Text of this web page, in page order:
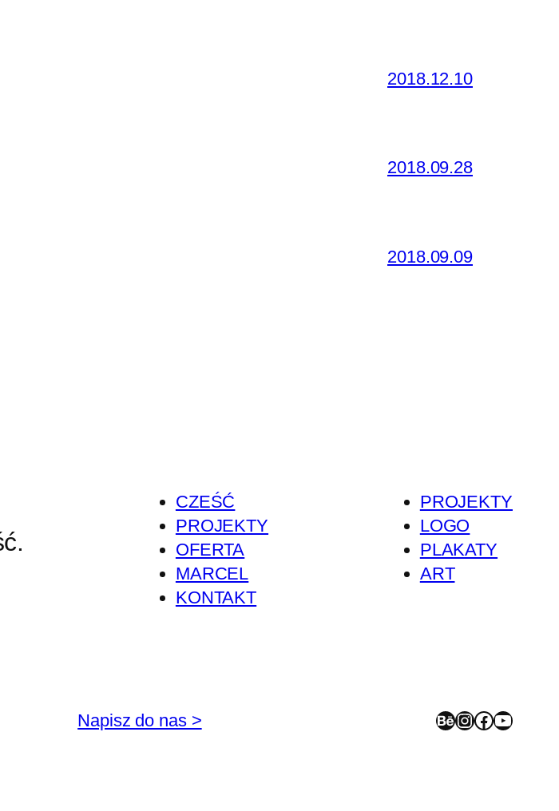
2018.12.10
2018.09.28
2018.09.09
CZEŚĆ
PROJEKTY
OFERTA
MARCEL
KONTAKT
PROJEKTY
LOGO
PLAKATY
ART
Napisz do nas > Behance InstagramFacebook YouTube